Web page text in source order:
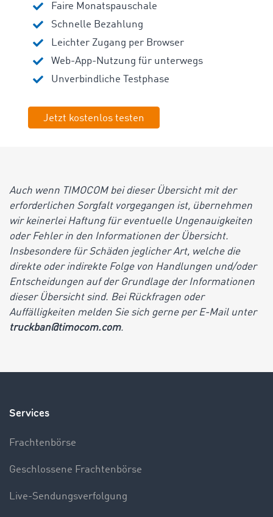
Faire Monatspauschale
Schnelle Bezahlung
Leichter Zugang per Browser
Web-App-Nutzung für unterwegs
Unverbindliche Testphase
Jetzt kostenlos testen
Auch wenn TIMOCOM bei dieser Übersicht mit der
erforderlichen Sorgfalt vorgegangen ist, übernehmen
wir keinerlei Haftung für eventuelle Ungenauigkeiten
oder Fehler in den Informationen der Übersicht.
Insbesondere für Schäden jeglicher Art, welche die
direkte oder indirekte Folge von Handlungen und/oder
Entscheidungen auf der Grundlage der Informationen
dieser Übersicht sind. Bei Rückfragen oder
Auffälligkeiten melden Sie sich gerne per E-Mail unter
truckban@timocom.com.
Services
Frachtenbörse
Geschlossene Frachtenbörse
Live-Sendungsverfolgung